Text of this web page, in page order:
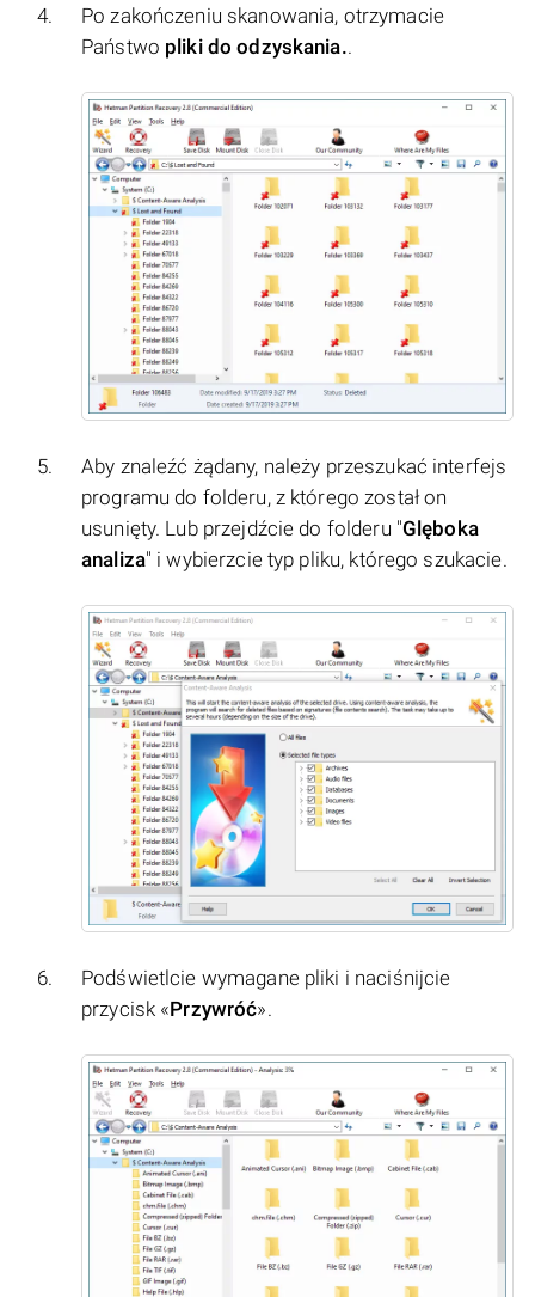
Po zakończeniu skanowania, otrzymacie
Państwo pliki do odzyskania..
Aby znaleźć żądany, należy przeszukać interfejs
programu do folderu, z którego został on
usunięty. Lub przejdźcie do folderu "Glęboka
analiza" i wybierzcie typ pliku, którego szukacie.
Podświetlcie wymagane pliki i naciśnijcie
przycisk «Przywróć».